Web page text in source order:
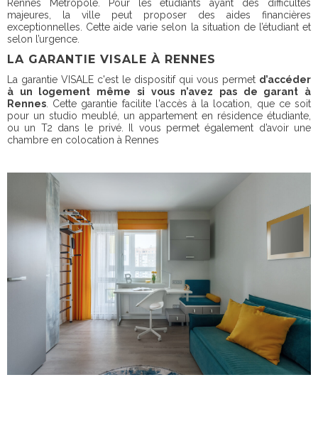
Rennes Métropole. Pour les étudiants ayant des difficultés
majeures, la ville peut proposer des aides financières
exceptionnelles. Cette aide varie selon la situation de l’étudiant et
selon l’urgence.
LA GARANTIE VISALE À RENNES
La garantie VISALE c'est le dispositif qui vous permet d’accéder
à un logement même si vous n’avez pas de garant à
Rennes . Cette garantie facilite l'accès à la location, que ce soit
pour un studio meublé, un appartement en résidence étudiante,
ou un T2 dans le privé. Il vous permet également d’avoir une
chambre en colocation à Rennes